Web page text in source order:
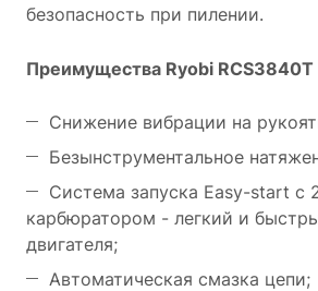
безопасность при пилении.
Преимущества Ryobi RCS3840T
Снижение вибрации на
Безынструментальное
Система запуска Easy-start c
карбюратором - легкий и
двигателя;
Автоматическая смазка цепи;